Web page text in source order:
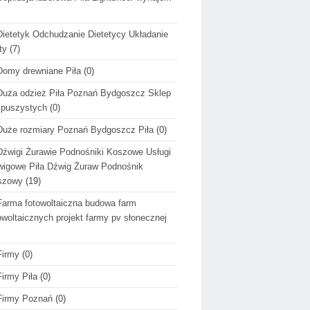
Odchudzanie Dietetycy Układanie
(7)
drewniane Piła(0)
odzież Piła Poznań Bydgoszcz Sklep
(0)
rozmiary Poznań Bydgoszcz Piła(0)
Żurawie Podnośniki Koszowe Usługi
Piła Dźwig Żuraw Podnośnik
(19)
fotowoltaiczna budowa farm
projekt farmy pv słonecznej
(0)
Piła(0)
Poznań (0)